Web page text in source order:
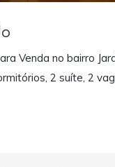
Venda no bairro
2 suíte, 2